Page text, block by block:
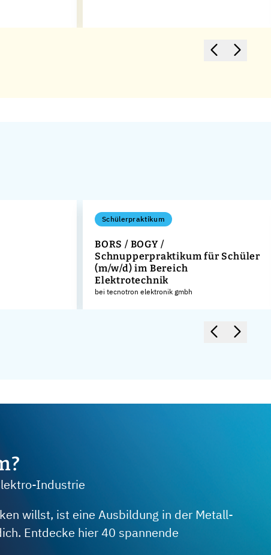
Schülerpraktikum
BORS / BOGY /
Schnupperpraktikum für Schüler
(m/w/d) im Bereich
Elektrotechnik
bei tecnotron elektronik gmbh
Industrie
willst, ist eine Ausbildung in der Metall-
Entdecke hier 40 spannende